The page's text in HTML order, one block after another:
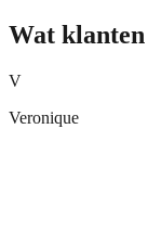
Wat klanten
V
Veronique